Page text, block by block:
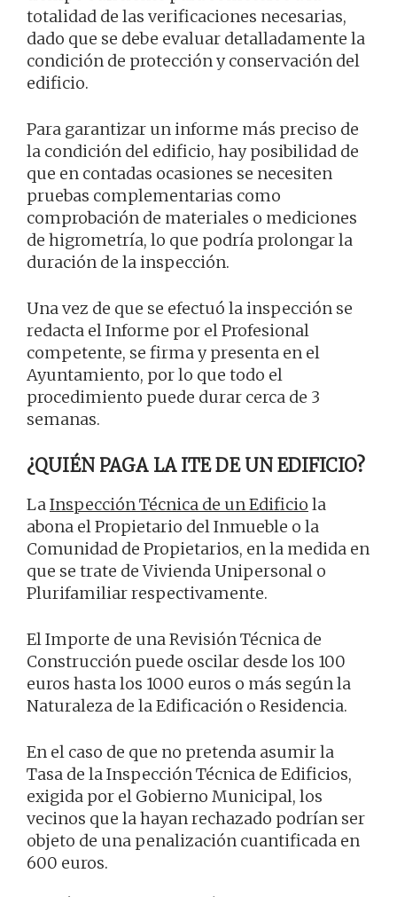
totalidad de las verificaciones necesarias,
dado que se debe evaluar detalladamente la
condición de protección y conservación del
edificio.
Para garantizar un informe más preciso de
la condición del edificio, hay posibilidad de
que en contadas ocasiones se necesiten
pruebas complementarias como
comprobación de materiales o mediciones
de higrometría, lo que podría prolongar la
duración de la inspección.
Una vez de que se efectuó la inspección se
redacta el Informe por el Profesional
competente, se firma y presenta en el
Ayuntamiento, por lo que todo el
procedimiento puede durar cerca de 3
semanas.
¿QUIÉN PAGA LA ITE DE UN EDIFICIO?
LaInspección Técnica de un Edificio la
abona el Propietario del Inmueble o la
Comunidad de Propietarios, en la medida en
que se trate de Vivienda Unipersonal o
Plurifamiliar respectivamente.
El Importe de una Revisión Técnica de
Construcción puede oscilar desde los 100
euros hasta los 1000 euros o más según la
Naturaleza de la Edificación o Residencia.
En el caso de que no pretenda asumir la
Tasa de la Inspección Técnica de Edificios,
exigida por el Gobierno Municipal, los
vecinos que la hayan rechazado podrían ser
objeto de una penalización cuantificada en
600 euros.